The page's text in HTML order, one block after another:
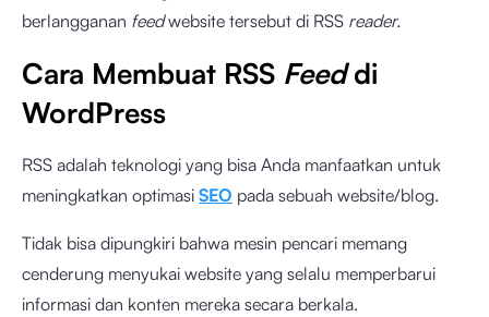
berlangganan feedwebsite tersebut di RSS reader.
Cara Membuat RSS Feeddi
WordPress
RSS adalah teknologi yang bisa Anda manfaatkan untuk
meningkatkan optimasi SEO pada sebuah website/blog.
Tidak bisa dipungkiri bahwa mesin pencari memang
cenderung menyukai website yang selalu memperbarui
informasi dan konten mereka secara berkala.